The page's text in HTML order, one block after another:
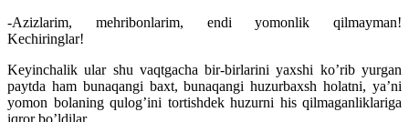
-Azizlarim, mehribonlarim, endi yomonlik qilmayman!
Kechiringlar!
Keyinchalik ular shu vaqtgacha bir-birlarini yaxshi ko’rib yurgan
paytda ham bunaqangi baxt, bunaqangi huzurbaxsh holatni, ya’ni
yomon bolaning qulog’ini tortishdek huzurni his qilmaganliklariga
iqror bo’ldilar.